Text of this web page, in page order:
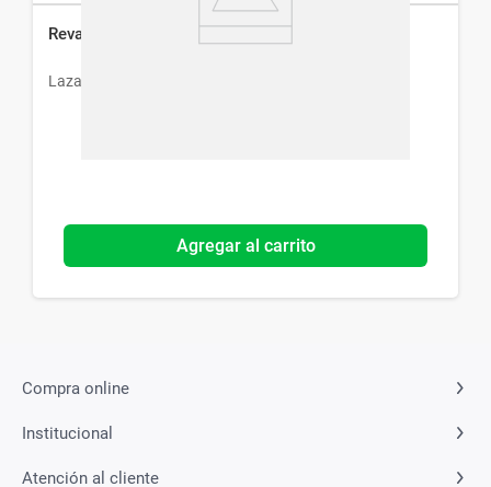
Revalidan x 10 Comp
Lazar
Agregar al carrito
Compra online
Institucional
Atención al cliente